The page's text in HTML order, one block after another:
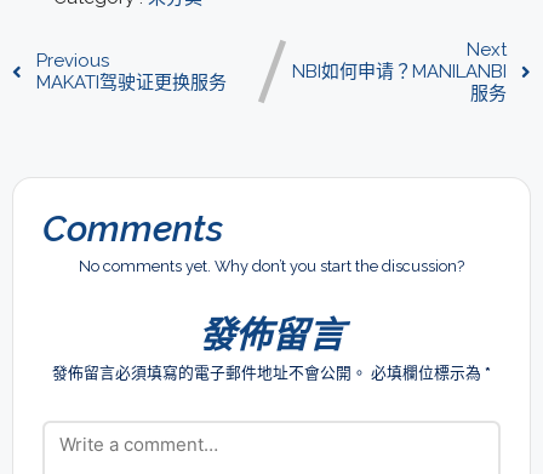
Previous
MAKATI驾驶证更换服务
Next
NBI如何申请？MANILANBI
服务
Comments
No comments yet. Why don’t you start the discussion?
發佈留言
發佈留言必須填寫的電子郵件地址不會公開。 必填欄位標示為 *